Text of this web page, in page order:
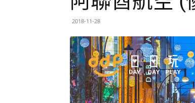
2018-11-28